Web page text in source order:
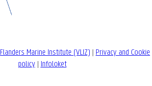
Flanders Marine Institute (VLIZ) | Privacy and Cookie
policy | Infoloket